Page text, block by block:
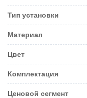
Тип установки
Материал
Цвет
Комплектация
Ценовой сегмент